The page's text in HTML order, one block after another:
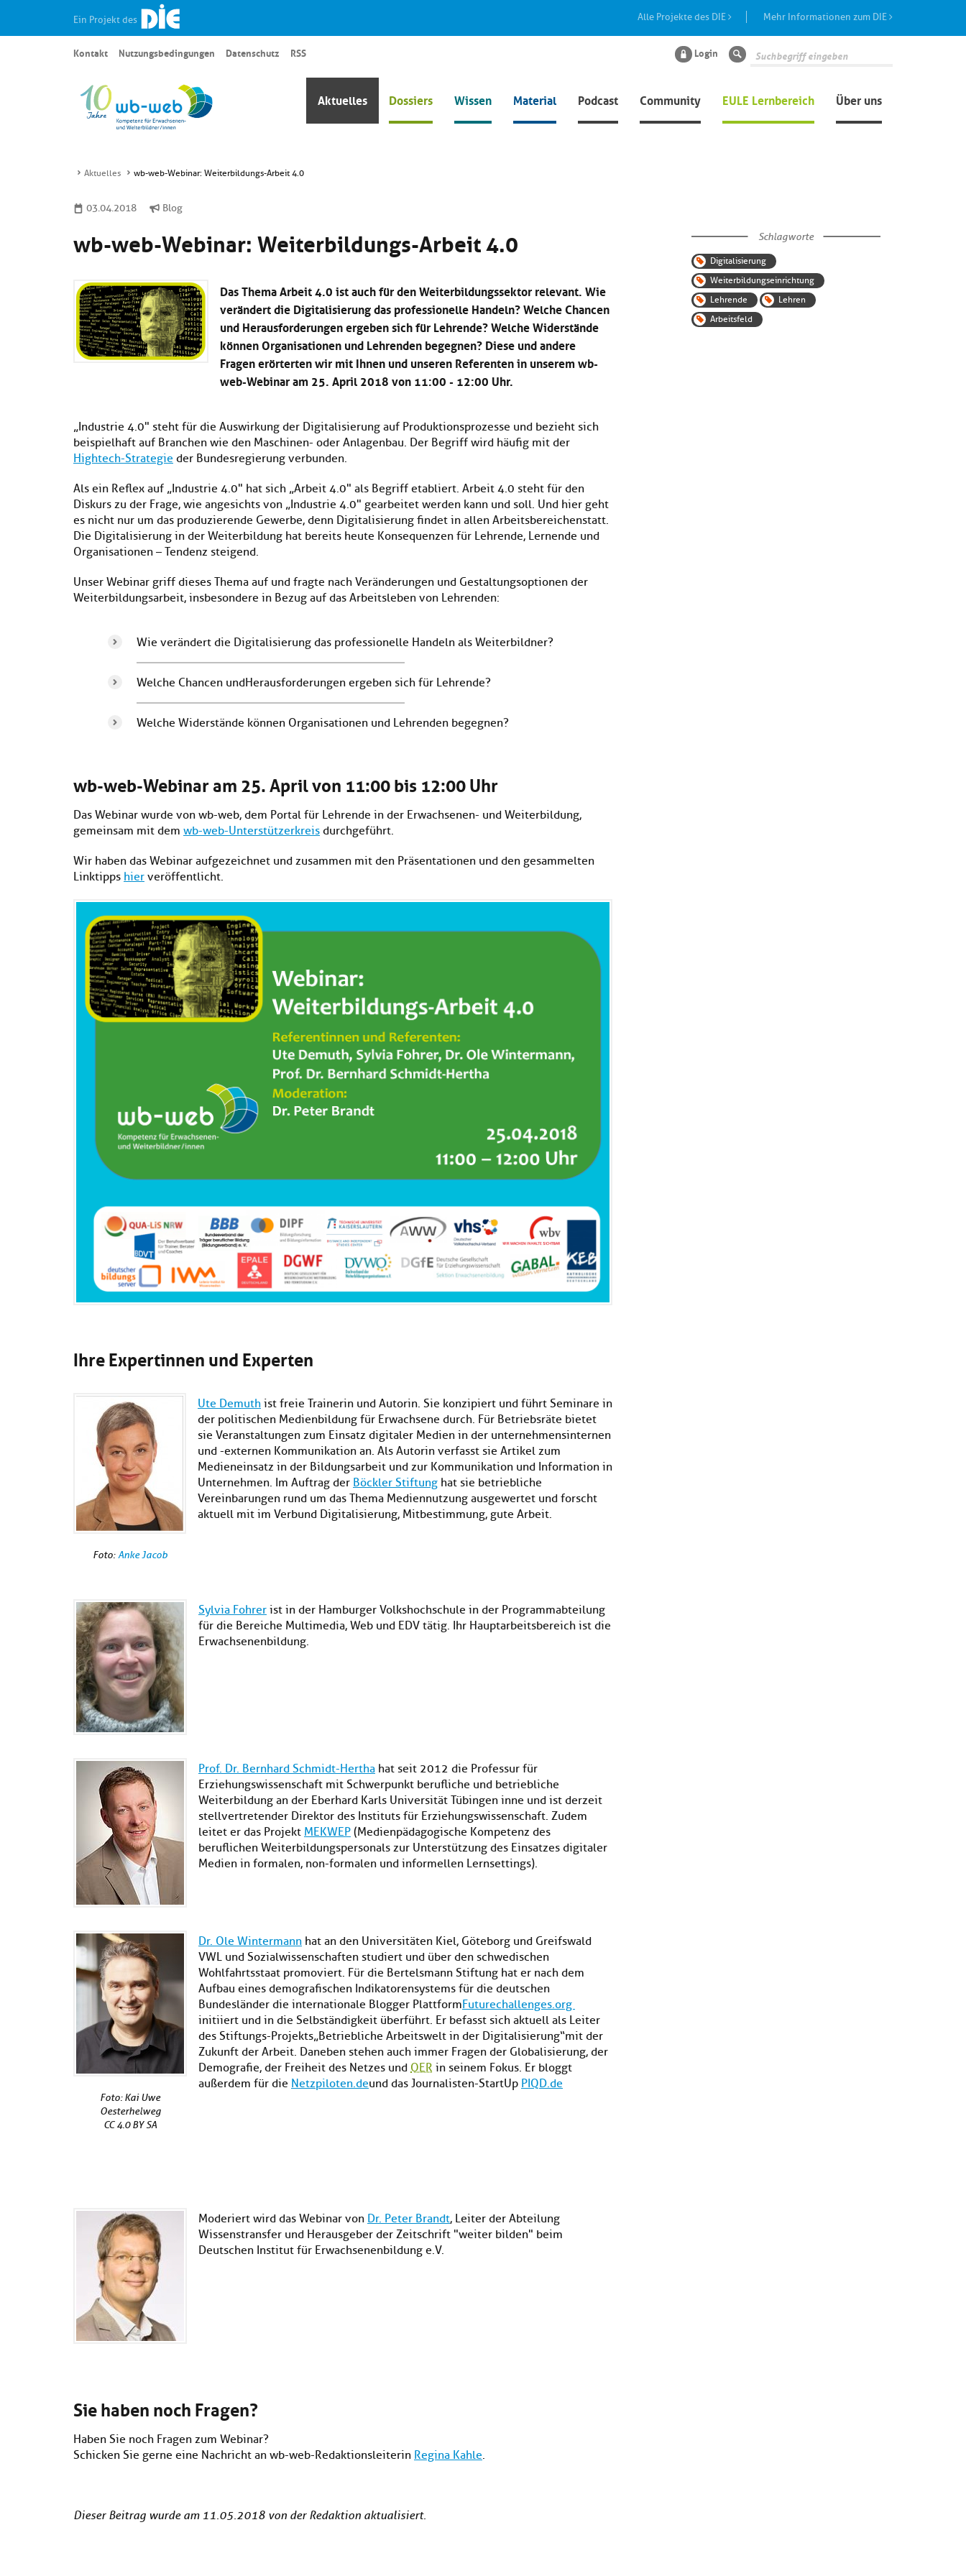
Ein Projekt des Alle Projekte des DIE Mehr Informationen zum DIE
Aktuelles Dossiers Wissen Material Podcast Community EULE Lernbereich Über uns
Kontakt Nutzungsbedingungen Datenschutz RSS Login Suche
Aktuelles wb-web-Webinar: Weiterbildungs-Arbeit 4.0
03.04.2018 Blog
wb-web-Webinar: Weiterbildungs-Arbeit 4.0
Das Thema Arbeit 4.0 ist auch für den Weiterbildungssektor relevant. Wie
verändert die Digitalisierung das professionelle Handeln? Welche Chancen
und Herausforderungen ergeben sich für Lehrende? Welche Widerstände
können Organisationen und Lehrenden begegnen? Diese und andere
Fragen erörterten wir mit Ihnen und unseren Referenten in unserem wb-
web-Webinar am 25. April 2018 von 11:00 - 12:00 Uhr.
„Industrie 4.0" steht für die Auswirkung der Digitalisierung auf Produktionsprozesse und bezieht sich
beispielhaft auf Branchen wie den Maschinen- oder Anlagenbau. Der Begriff wird häufig mit der
Hightech-Strategie der Bundesregierung verbunden.
Als ein Reflex auf „Industrie 4.0" hat sich „Arbeit 4.0" als Begriff etabliert. Arbeit 4.0 steht für den
Diskurs zu der Frage, wie angesichts von „Industrie 4.0" gearbeitet werden kann und soll. Und hier geht
es nicht nur um das produzierende Gewerbe, denn Digitalisierung findet in allen Arbeitsbereichen statt.
Die Digitalisierung in der Weiterbildung hat bereits heute Konsequenzen für Lehrende, Lernende und
Organisationen – Tendenz steigend.
Unser Webinar griff dieses Thema auf und fragte nach Veränderungen und Gestaltungsoptionen der
Weiterbildungsarbeit, insbesondere in Bezug auf das Arbeitsleben von Lehrenden:
Wie verändert die Digitalisierung das professionelle Handeln als Weiterbildner?
Welche Chancen und Herausforderungen ergeben sich für Lehrende?
Welche Widerstände können Organisationen und Lehrenden begegnen?
wb-web-Webinar am 25. April von 11:00 bis 12:00 Uhr
Das Webinar wurde von wb-web, dem Portal für Lehrende in der Erwachsenen- und Weiterbildung,
gemeinsam mit dem wb-web-Unterstützerkreis durchgeführt.
Wir haben das Webinar aufgezeichnet und zusammen mit den Präsentationen und den gesammelten
Linktipps hier veröffentlicht.
Ihre Expertinnen und Experten
Foto:Anke Jacob
Ute Demuth ist freie Trainerin und Autorin. Sie konzipiert und führt Seminare in
der politischen Medienbildung für Erwachsene durch. Für Betriebsräte bietet
sie Veranstaltungen zum Einsatz digitaler Medien in der unternehmensinternen
und -externen Kommunikation an. Als Autorin verfasst sie Artikel zum
Medieneinsatz in der Bildungsarbeit und zur Kommunikation und Information in
Unternehmen. Im Auftrag der Böckler Stiftung hat sie betriebliche
Vereinbarungen rund um das Thema Mediennutzung ausgewertet und forscht
aktuell mit im Verbund Digitalisierung, Mitbestimmung, gute Arbeit.
Sylvia Fohrer ist in der Hamburger Volkshochschule in der Programmabteilung
für die Bereiche Multimedia, Web und EDV tätig. Ihr Hauptarbeitsbereich ist die
Erwachsenenbildung.
Prof. Dr. Bernhard Schmidt-Hertha hat seit 2012 die Professur für
Erziehungswissenschaft mit Schwerpunkt berufliche und betriebliche
Weiterbildung an der Eberhard Karls Universität Tübingen inne und ist derzeit
stellvertretender Direktor des Instituts für Erziehungswissenschaft. Zudem
leitet er das Projekt MEKWEP (Medienpädagogische Kompetenz des
beruflichen Weiterbildungspersonals zur Unterstützung des Einsatzes digitaler
Medien in formalen, non-formalen und informellen Lernsettings).
Foto: Kai Uwe
Oesterhelweg
CC 4.0 BY SA
Dr. Ole Wintermann hat an den Universitäten Kiel, Göteborg und Greifswald
VWL und Sozialwissenschaften studiert und über den schwedischen
Wohlfahrtsstaat promoviert. Für die Bertelsmann Stiftung hat er nach dem
Aufbau eines demografischen Indikatorensystems für die deutschen
Bundesländer die internationale Blogger PlattformFuturechallenges.org
initiiert und in die Selbständigkeit überführt. Er befasst sich aktuell als Leiter
des Stiftungs-Projekts „Betriebliche Arbeitswelt in der Digitalisierung“ mit der
Zukunft der Arbeit. Daneben stehen auch immer Fragen der Globalisierung, der
Demografie, der Freiheit des Netzes und OER in seinem Fokus. Er bloggt
außerdem für die Netzpiloten.deund das Journalisten-StartUp PIQD.de
Moderiert wird das Webinar von Dr. Peter Brandt, Leiter der Abteilung
Wissenstransfer und Herausgeber der Zeitschrift "weiter bilden" beim
Deutschen Institut für Erwachsenenbildung e.V.
Sie haben noch Fragen?
Haben Sie noch Fragen zum Webinar?
Schicken Sie gerne eine Nachricht an wb-web-Redaktionsleiterin Regina Kahle.
Dieser Beitrag wurde am 11.05.2018 von der Redaktion aktualisiert.
Schlagworte
Digitalisierung
Weiterbildungseinrichtung
Lehrende
Lehren
Arbeitsfeld